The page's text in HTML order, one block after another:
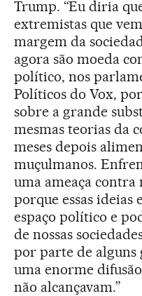
Trump. “Eu diria
extremistas que
margem da
agora são moeda
político, nos
Políticos do Vox,
sobre a grande
mesmas teorias da
meses depois
muçulmanos.
uma ameaça contra
porque essas ideias
espaço político e
de nossas
por parte de
uma enorme
não alcançavam.”